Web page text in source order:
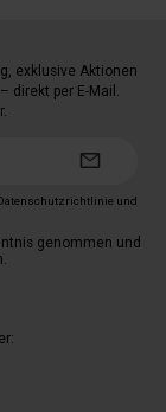
exklusive Aktionen
direkt per E-Mail.
und
genommen und